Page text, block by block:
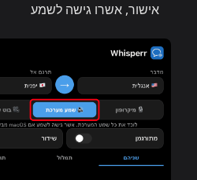
אישור, אשרו גישה לשמע